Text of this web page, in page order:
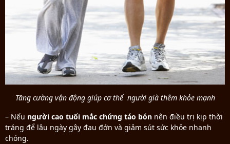
Tăng cường vận động giúp cơ thể người già thêm khỏe mạnh
– Nếu người cao tuổi mắc chứng táo bón nên điều trị kịp thời
tráng để lâu ngày gây đau đớn và giảm sút sức khỏe nhanh
chóng.